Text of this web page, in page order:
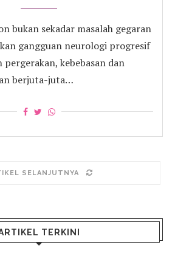
bukan sekadar masalah gegaran
gangguan neurologi progresif
pergerakan, kebebasan dan
berjuta-juta…
SELANJUTNYA
TERKINI